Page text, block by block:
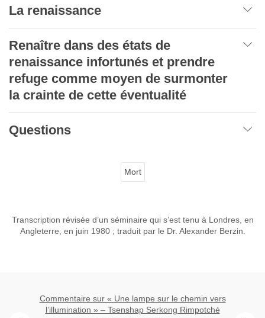
La renaissance
Renaître dans des états de
renaissance infortunés et prendre
refuge comme moyen de surmonter
la crainte de cette éventualité
Questions
Mort
Transcription révisée d’un séminaire qui s’est tenu à Londres, en
Angleterre, en juin 1980 ; traduit par le Dr. Alexander Berzin.
Commentaire sur « Une lampe sur le chemin vers
l’illumination » – Tsenshap Serkong Rimpotché